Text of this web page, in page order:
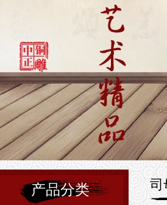
产品分类 司